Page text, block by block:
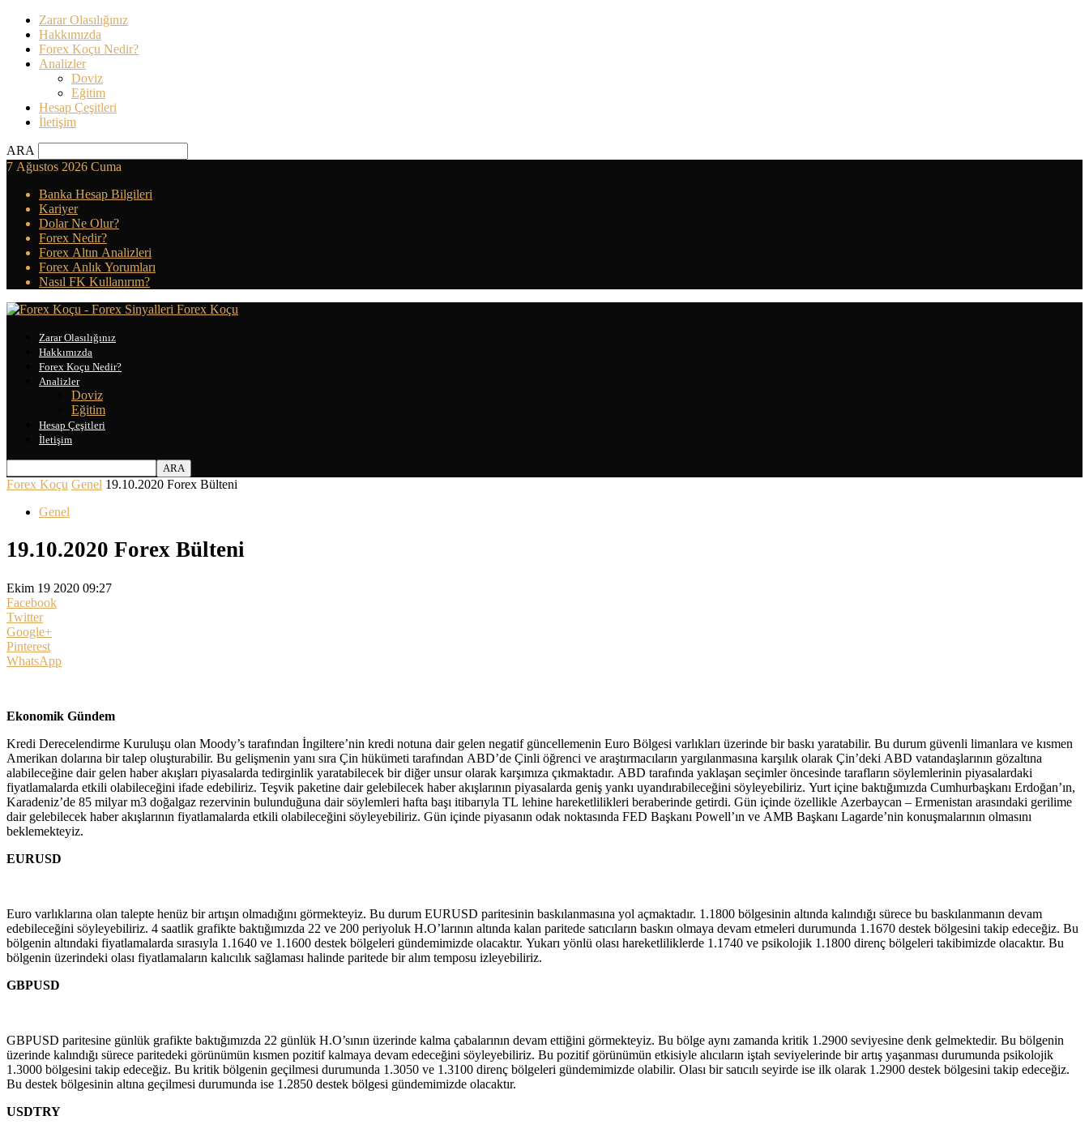
Zarar Olasılığınız
Hakkımızda
Forex Koçu Nedir?
Analizler
Doviz
Eğitim
Hesap Çeşitleri
İletişim
ARA
7 Ağustos 2026 Cuma
Banka Hesap Bilgileri
Kariyer
Dolar Ne Olur?
Forex Nedir?
Forex Altın Analizleri
Forex Anlık Yorumları
Nasıl FK Kullanırım?
Forex Koçu
Zarar Olasılığınız
Hakkımızda
Forex Koçu Nedir?
Analizler
Doviz
Eğitim
Hesap Çeşitleri
İletişim
Forex Koçu Genel 19.10.2020 Forex Bülteni
Genel
19.10.2020 Forex Bülteni
Ekim 19 2020 09:27
Facebook
Twitter
Google+
Pinterest
WhatsApp
Ekonomik Gündem
Kredi Derecelendirme Kuruluşu olan Moody’s tarafından İngiltere’nin kredi notuna dair gelen negatif güncellemenin Euro Bölgesi varlıkları üzerinde bir baskı yaratabilir. Bu durum güvenli limanlara ve kısmen
Amerikan dolarına bir talep oluşturabilir. Bu gelişmenin yanı sıra Çin hükümeti tarafından ABD’de Çinli öğrenci ve araştırmacıların yargılanmasına karşılık olarak Çin’deki ABD vatandaşlarının gözaltına
alabileceğine dair gelen haber akışları piyasalarda tedirginlik yaratabilecek bir diğer unsur olarak karşımıza çıkmaktadır. ABD tarafında yaklaşan seçimler öncesinde tarafların söylemlerinin piyasalardaki
fiyatlamalarda etkili olabileceğini ifade edebiliriz. Teşvik paketine dair gelebilecek haber akışlarının piyasalarda geniş yankı uyandırabileceğini söyleyebiliriz. Yurt içine baktığımızda Cumhurbaşkanı Erdoğan’ın,
Karadeniz’de 85 milyar m3 doğalgaz rezervinin bulunduğuna dair söylemleri hafta başı itibarıyla TL lehine hareketlilikleri beraberinde getirdi. Gün içinde özellikle Azerbaycan – Ermenistan arasındaki gerilime
dair gelebilecek haber akışlarının fiyatlamalarda etkili olabileceğini söyleyebiliriz. Gün içinde piyasanın odak noktasında FED Başkanı Powell’ın ve AMB Başkanı Lagarde’nin konuşmalarının olmasını
beklemekteyiz.
EURUSD
Euro varlıklarına olan talepte henüz bir artışın olmadığını görmekteyiz. Bu durum EURUSD paritesinin baskılanmasına yol açmaktadır. 1.1800 bölgesinin altında kalındığı sürece bu baskılanmanın devam
edebileceğini söyleyebiliriz. 4 saatlik grafikte baktığımızda 22 ve 200 periyoluk H.O’larının altında kalan paritede satıcıların baskın olmaya devam etmeleri durumunda 1.1670 destek bölgesini takip edeceğiz. Bu
bölgenin altındaki fiyatlamalarda sırasıyla 1.1640 ve 1.1600 destek bölgeleri gündemimizde olacaktır. Yukarı yönlü olası hareketliliklerde 1.1740 ve psikolojik 1.1800 direnç bölgeleri takibimizde olacaktır. Bu
bölgenin üzerindeki olası fiyatlamaların kalıcılık sağlaması halinde paritede bir alım temposu izleyebiliriz.
GBPUSD
GBPUSD paritesine günlük grafikte baktığımızda 22 günlük H.O’sının üzerinde kalma çabalarının devam ettiğini görmekteyiz. Bu bölge aynı zamanda kritik 1.2900 seviyesine denk gelmektedir. Bu bölgenin
üzerinde kalındığı sürece paritedeki görünümün kısmen pozitif kalmaya devam edeceğini söyleyebiliriz. Bu pozitif görünümün etkisiyle alıcıların iştah seviyelerinde bir artış yaşanması durumunda psikolojik
1.3000 bölgesini takip edeceğiz. Bu kritik bölgenin geçilmesi durumunda 1.3050 ve 1.3100 direnç bölgeleri gündemimizde olabilir. Olası bir satıcılı seyirde ise ilk olarak 1.2900 destek bölgesini takip edeceğiz.
Bu destek bölgesinin altına geçilmesi durumunda ise 1.2850 destek bölgesi gündemimizde olacaktır.
USDTRY